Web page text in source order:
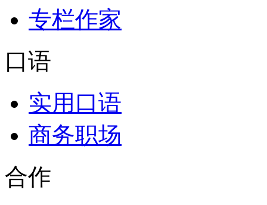
专栏作家
口语
实用口语
商务职场
合作